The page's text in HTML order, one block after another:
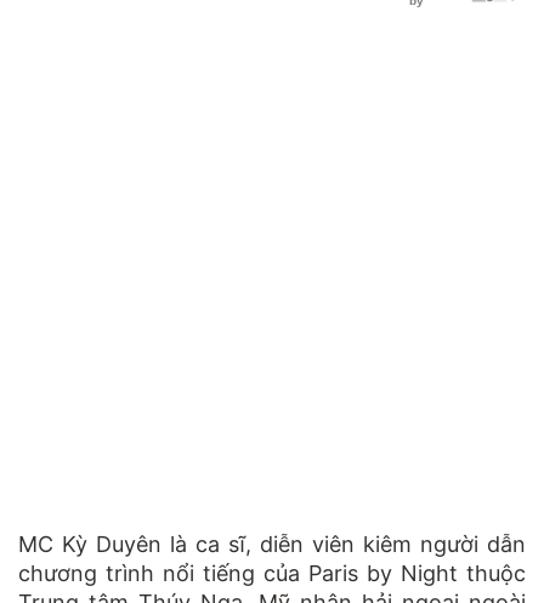
MC Kỳ Duyên là ca sĩ, diễn viên kiêm người dẫn
chương trình nổi tiếng của Paris by Night thuộc